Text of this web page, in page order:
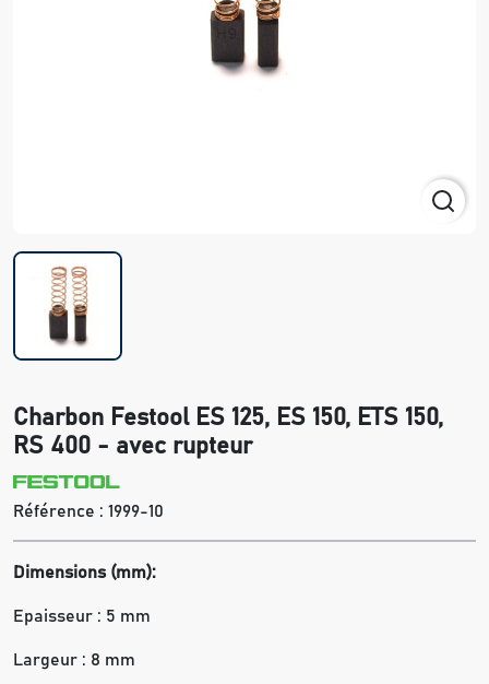
Charbon Festool ES 125, ES 150, ETS 150,
RS 400 - avec rupteur
Référence : 1999-10
Dimensions (mm):
Epaisseur : 5 mm
Largeur : 8 mm